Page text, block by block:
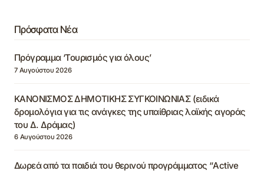
Πρόσφατα Νέα
Πρόγραμμα ‘Τουρισμός για όλους’
7 Αυγούστου 2026
ΚΑΝΟΝΙΣΜΟΣ ΔΗΜΟΤΙΚΗΣ ΣΥΓΚΟΙΝΩΝΙΑΣ (ειδικά
δρομολόγια για τις ανάγκες της υπαίθριας λαϊκής αγοράς
του Δ. Δράμας)
6 Αυγούστου 2026
Δωρεά από τα παιδιά του θερινού προγράμματος “Active